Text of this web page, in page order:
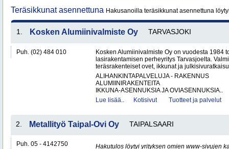
Teräsikkunat asennettuna Hakusanoilla teräsikkunat asennettuna
1. Kosken Alumiinivalmiste Oy TARVASJOKI
Puh. (02) 484 010
Kosken Alumiinivalmiste Oy on vuodesta 1984
lasirakentamisen perheyritys Tarvasjoelta.
teräsrakenteiset ovet, ikkunat ja
ALIHANKINTAPALVELUJA - RAKENNUS
ALUMIINIRAKENTEITA
IKKUNA-ASENNUKSIA JA OVIASENNUKSIA..
Lue lisää..
Kotisivut Tuotteet ja palvelut
2. Metallityö Taipal-Ovi Oy TAIPALSAARI
Puh. 05 - 4142750
Hakutulos löytyi yrityksen omien www-sivujen